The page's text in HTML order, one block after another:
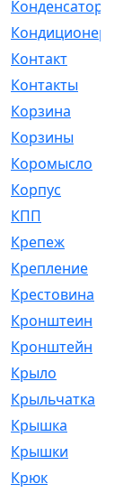
Конденсатор
Кондиционер
Контакт
Контакты
Корзина
Корзины
Коромысло
Корпус
КПП
Крепеж
Крепление
Крестовина
Кронштеин
Кронштейн
Крыло
Крыльчатка
Крышка
Крышки
Крюк